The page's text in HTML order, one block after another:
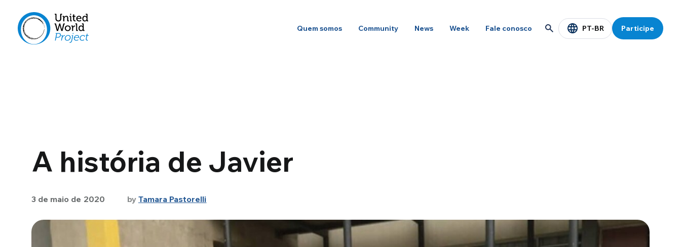
Quem somos Community News Week Fale conosco PT-BR Participe
A história de Javier
3 de maio de 2020 by Tamara Pastorelli